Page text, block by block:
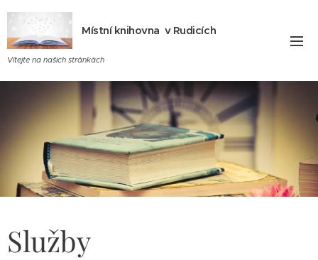
Místní knihovna v Rudicích
Vítejte na našich stránkách
Služby